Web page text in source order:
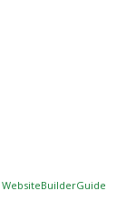
WebsiteBuilderGuide